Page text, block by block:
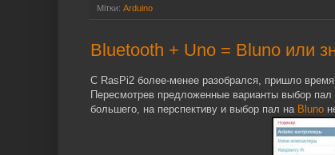
Мітки: Arduino
Bluetooth + Uno = Bluno или
С RasPi2 более-менее разобрался, пришло время
Пересмотрев предложенные варианты выбор пал
большего, на перспективу и выбор пал на Bluno